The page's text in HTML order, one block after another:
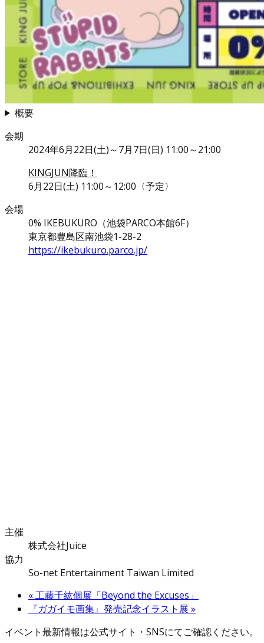
概要
会期
2024年6月22日(土)～7月7日(日) 11:00～21:00
KINGJUN降臨！
6月22日(土) 11:00～12:00〈予定〉
会場
0% IKEBUKURO（池袋PARCO本館6F）
東京都豊島区南池袋1-28-2
https://ikebukuro.parco.jp/
主催
株式会社Juice
協力
So-net Entertainment Taiwan Limited
«工藤千紘個展「Beyond the Excuses」
『ガガイモ画集』発売記念イラスト展 »
イベント最新情報は公式サイト・SNSにてご確認ください。